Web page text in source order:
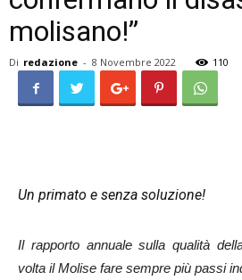
molisano!”
Di redazione - 8 Novembre 2022 110
Un primato e senza soluzione!
Il rapporto annuale sulla qualità
volta il Molise fare sempre più passi